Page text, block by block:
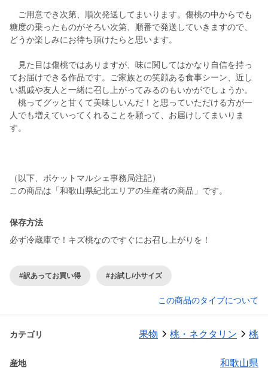
ご用意でき次第、順次発送してまいります。傷桃の中からでも
糖度の乗ったものがそろい次第、順番で発送していきますので、
どうか楽しみにお待ち頂けたらと思います。
見た目は傷桃ではありますが、味に関してはかなり自信を持っ
てお届けできる作品です。ご家族との笑顔ある食事シーン、近し
い親戚や友人と一緒に召し上がってみるのもいかがでしょうか。
桃ってグッと甘くて美味しいんだ！と思っていただける方が一
人でも増えていってくれることを願って、お届けしてまいりま
す。
（以下、ポケットマルシェ事務局注記）
この商品は「和歌山県紀北エリアの生産者の商品」です。
保存方法
必ず冷蔵庫で！キズ桃なのですぐにお召し上がりを！
#訳あってお買い得 #お試し/小サイズ
この商品のタイプについて
カテゴリ 果物 桃・ネクタリン 桃
産地 和歌山県